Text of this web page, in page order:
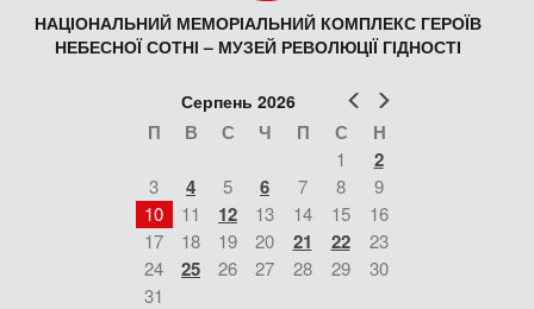
НАЦІОНАЛЬНИЙ МЕМОРІАЛЬНИЙ КОМПЛЕКС ГЕРОЇВ
НЕБЕСНОЇ СОТНІ – МУЗЕЙ РЕВОЛЮЦІЇ ГІДНОСТІ
Попер
Серпень 2026
П В С Ч П С Н
1 2
3 4 5 6 7 8
9
10
11 12 13 14 15
16
17
18 19 20 21 22
23
24
25 26 27 28 29
30
31